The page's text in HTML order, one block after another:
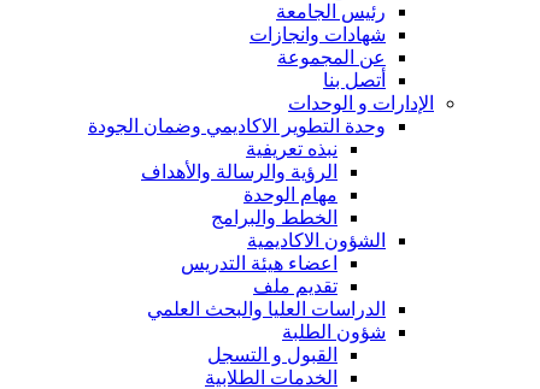
رئيس الجامعة
شهادات وانجازات
عن المجموعة
أتصل بنا
الإدارات و الوحدات
وحدة التطوير الاكاديمي وضمان الجودة
نبذه تعريفية
الرؤية والرسالة والأهداف
مهام الوحدة
الخطط والبرامج
الشؤون الاكاديمية
اعضاء هيئة التدريس
تقديم ملف
الدراسات العليا والبحث العلمي
شؤون الطلبة
القبول و التسجل
الخدمات الطلابية